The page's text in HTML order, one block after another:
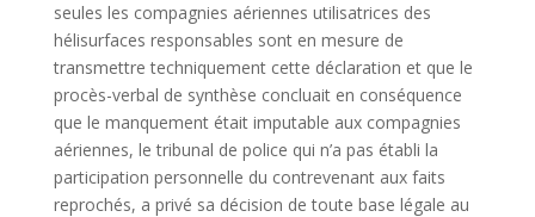
seules les compagnies aériennes utilisatrices des
hélisurfaces responsables sont en mesure de
transmettre techniquement cette déclaration et que le
procès-verbal de synthèse concluait en conséquence
que le manquement était imputable aux compagnies
aériennes, le tribunal de police qui n’a pas établi la
participation personnelle du contrevenant aux faits
reprochés, a privé sa décision de toute base légale au